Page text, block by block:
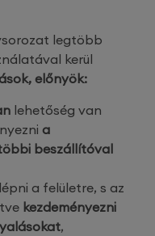
legtöbb
kerül
előnyök:
lehetőség van
a
beszállítóval
a felületre, s az
kezdeményezni
,